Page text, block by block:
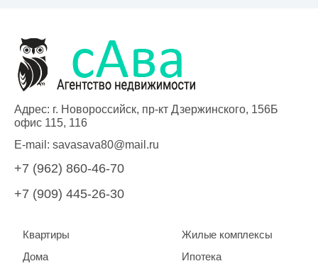
Адрес: г. Новороссийск, пр-кт Дзержинского, 156Б
офис 115, 116
E-mail: savasava80@mail.ru
+7 (962) 860-46-70
+7 (909) 445-26-30
Квартиры
Дома
Жилые комплексы
Ипотека